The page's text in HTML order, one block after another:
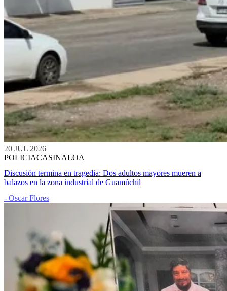
20 JUL 2026
POLICIACASINALOA
Discusión termina en tragedia: Dos adultos mayores mueren a
balazos en la zona industrial de Guamúchil
- Oscar Flores